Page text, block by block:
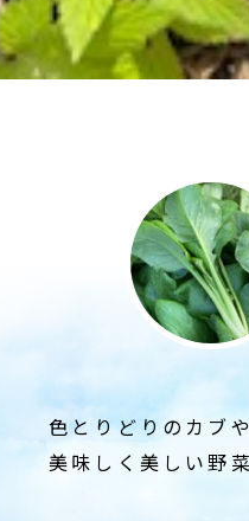
色とりどりのカブ
美味しく美しい野